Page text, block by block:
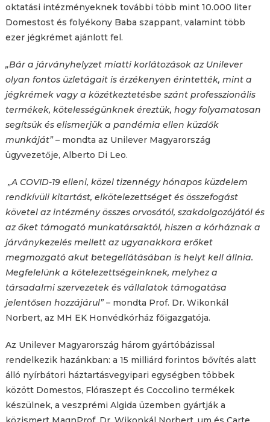
oktatási intézményeknek további több mint 10.000 liter
Domestost és folyékony Baba szappant, valamint több
ezer jégkrémet ajánlott fel.
„Bár a járványhelyzet miatti korlátozások az Unilever
olyan fontos üzletágait is érzékenyen érintették, mint a
jégkrémek vagy a közétkeztetésbe szánt professzionális
termékek, kötelességünknek éreztük, hogy folyamatosan
segítsük és elismerjük a pandémia ellen küzdők
munkáját”– mondta az Unilever Magyarország
ügyvezetője, Alberto Di Leo.
„A COVID-19 elleni, közel tizennégy hónapos küzdelem
rendkívüli kitartást, elkötelezettséget és összefogást
követel az intézmény összes orvosától, szakdolgozójától és
az őket támogató munkatársaktól, hiszen a kórháznak a
járványkezelés mellett az ugyanakkora erőket
megmozgató akut betegellátásában is helyt kell állnia.
Megfelelünk a kötelezettségeinknek, melyhez a
társadalmi szervezetek és vállalatok támogatása
jelentősen hozzájárul”– mondta Prof. Dr. Wikonkál
Norbert, az MH EK Honvédkórház főigazgatója.
Az Unilever Magyarország három gyártóbázissal
rendelkezik hazánkban: a 15 milliárd forintos bővítés alatt
álló nyírbátori háztartásvegyipari egységben többek
között Domestos, Flóraszept és Coccolino termékek
készülnek, a veszprémi Algida üzemben gyártják a